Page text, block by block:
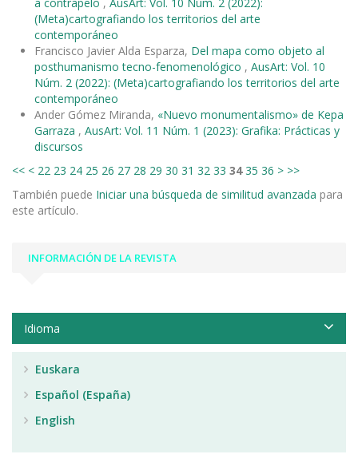
(Meta)cartografiando los territorios del arte
contemporáneo
Francisco Javier Alda Esparza, Del mapa como objeto al
posthumanismo tecno-fenomenológico , AusArt: Vol. 10
Núm. 2 (2022): (Meta)cartografiando los territorios del arte
contemporáneo
Ander Gómez Miranda, «Nuevo monumentalismo» de Kepa
Garraza , AusArt: Vol. 11 Núm. 1 (2023): Grafika: Prácticas y
discursos
<< < 22 23 24 25 26 27 28 29 30 31 32 33 34 35 36 > >>
También puede Iniciar una búsqueda de similitud avanzada para
este artículo.
INFORMACIÓN DE LA REVISTA
Idioma
Euskara
Español (España)
English